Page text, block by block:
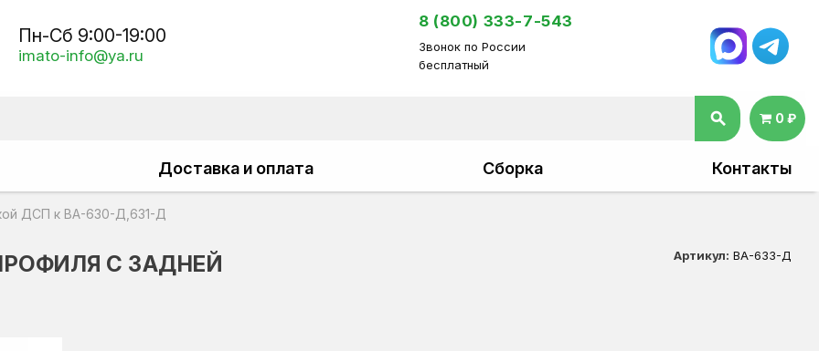
Пн-Сб 9:00-19:00
imato-info@ya.ru
8 (800) 333-7-543
Звонок по России
бесплатный
search 0 ₽
Доставка и оплата Сборка Контакты
ДСП к ВА-630-Д,631-Д
С ЗАДНЕЙ
Артикул: ВА-633-Д